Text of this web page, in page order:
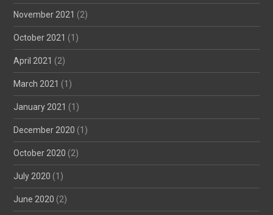
November 2021 (2)
October 2021 (1)
April 2021 (2)
March 2021 (1)
January 2021 (1)
December 2020 (1)
October 2020 (2)
July 2020 (1)
June 2020 (2)